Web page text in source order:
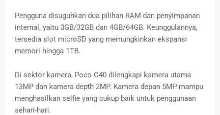
Pengguna disuguhkan dua pilihan RAM dan penyimpanan
internal, yaitu 3GB/32GB dan 4GB/64GB. Keunggulannya,
tersedia slot microSD yang memungkinkan ekspansi
memori hingga 1TB.
Di sektor kamera, Poco C40 dilengkapi kamera utama
13MP dan kamera depth 2MP. Kamera depan 5MP mampu
menghasilkan selfie yang cukup baik untuk penggunaan
sehari-hari.